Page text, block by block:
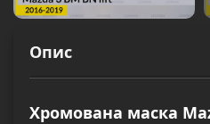
Опис
Хромована маска